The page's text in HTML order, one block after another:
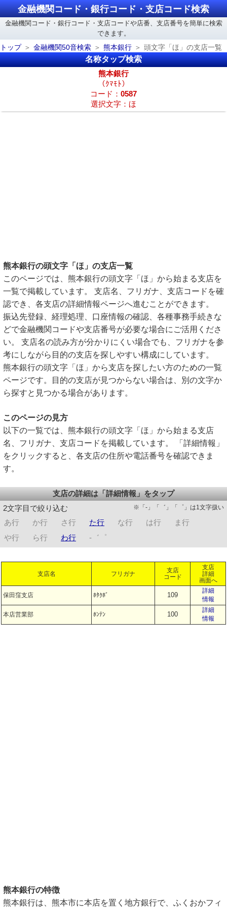
金融機関コード・銀行コード・支店コード検索
金融機関コード・銀行コード・支店コードや店番、支店番号を簡単に検索
できます。
トップ
金融機関50音検索 熊本銀行 頭文字「ほ」の支店一覧
名称タップ検索
熊本銀行
（ｸﾏﾓﾄ）
コード： 0587
選択文字：ほ
熊本銀行の頭文字「ほ」の支店一覧
このページでは、熊本銀行の頭文字「ほ」から始まる支店を
一覧で掲載しています。 支店名、フリガナ、支店コードを確
認でき、各支店の詳細情報ページへ進むことができます。
振込先登録、経理処理、口座情報の確認、各種事務手続きな
どで金融機関コードや支店番号が必要な場合にご活用くださ
い。 支店名の読み方が分かりにくい場合でも、フリガナを参
考にしながら目的の支店を探しやすい構成にしています。
熊本銀行の頭文字「ほ」から支店を探したい方のための一覧
ページです。目的の支店が見つからない場合は、別の文字か
ら探すと見つかる場合があります。
このページの見方
以下の一覧では、熊本銀行の頭文字「ほ」から始まる支店
名、フリガナ、支店コードを掲載しています。 「詳細情報」
をクリックすると、各支店の住所や電話番号を確認できま
す。
支店の詳細は「詳細情報」をタップ
2文字目で絞り込む
※「-」「゛」「゜」は1文字扱い
あ行 か行 さ行 た行 な行 は行
ま行
や行
ら行 わ行 -゛゜
支店名 フリガナ
支店
コード
支店
詳細
画面へ
保田窪支店 ﾎﾀｸﾎﾞ 109
詳細
情報
本店営業部 ﾎﾝﾃﾝ 100
詳細
情報
熊本銀行の特徴
熊本銀行は、熊本市に本店を置く地方銀行で、ふくおかフィ